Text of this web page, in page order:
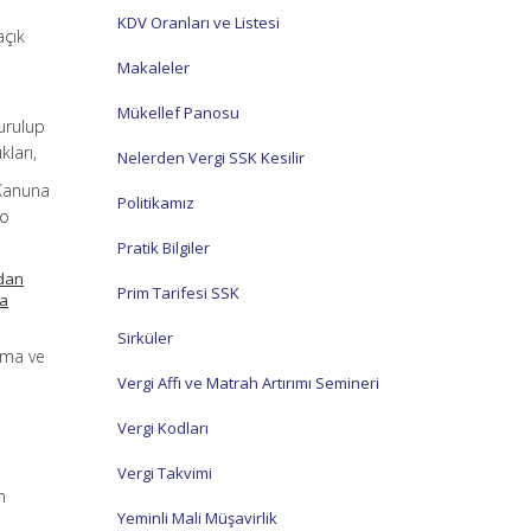
ve
KDV Oranları ve Listesi
Makaleler
Mükellef Panosu
Nelerden Vergi SSK Kesilir
Politikamız
Pratik Bilgiler
Prim Tarifesi SSK
Sirküler
Vergi Affı ve Matrah Artırımı Semineri
Vergi Kodları
Vergi Takvimi
Yeminli Mali Müşavirlik